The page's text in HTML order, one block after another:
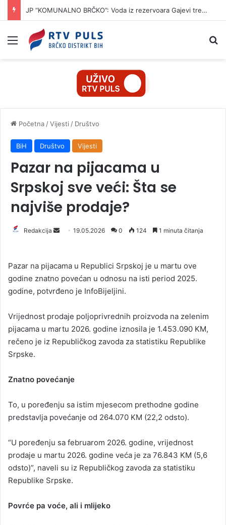
JP “KOMUNALNO BRČKO”: Voda iz rezervoara Gajevi trenutno nije za piće
Izbornik
Početna /Vijesti / Društvo
BiH Društvo Vijesti
Pazar na pijacama u
Srpskoj sve veći: Šta se
najviše prodaje?
Redakcija
d
a
n
m
a
i
19.05.2026 0 124 1 minuta čitanja
Pazar na pijacama u Republici Srpskoj je u martu ove
godine znatno povećan u odnosu na isti period 2025.
godine, potvrđeno je InfoBijeljini.
Vrijednost prodaje poljoprivrednih proizvoda na zelenim
pijacama u martu 2026. godine iznosila je 1.453.090 KM,
rečeno je iz Republičkog zavoda za statistiku Republike
Srpske.
Znatno povećanje
To, u poređenju sa istim mjesecom prethodne godine
predstavlja povećanje od 264.070 KM (22,2 odsto).
“U poređenju sa februarom 2026. godine, vrijednost
prodaje u martu 2026. godine veća je za 76.843 KM (5,6
odsto)”, naveli su iz Republičkog zavoda za statistiku
Republike Srpske.
Povrće pa voće, ali i mlijeko